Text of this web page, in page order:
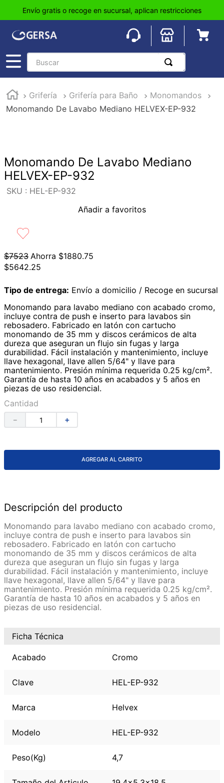
Envío gratis o recoge en sucursal, aplican restricciones
Buscar
Grifería Grifería para Baño
Monomandos
Monomando De Lavabo Mediano HELVEX-EP-932
Monomando De Lavabo Mediano
HELVEX-EP-932
: HEL-EP-932
Añadir a favoritos
$7523 Ahorra $1880.75
$5642.25
Tipo de entrega: Envío a domicilio / Recoge en sucursal
Monomando para lavabo mediano con acabado cromo,
incluye contra de push e inserto para lavabos sin
rebosadero. Fabricado en latón con cartucho
monomando de 35 mm y discos cerámicos de alta
dureza que aseguran un flujo sin fugas y larga
durabilidad. Fácil instalación y mantenimiento, incluye
llave hexagonal, llave allen 5/64" y llave para
mantenimiento. Presión mínima requerida 0.25 kg/cm².
Garantía de hasta 10 años en acabados y 5 años en
piezas de uso residencial.
Cantidad
＋
－
AGREGAR AL CARRITO
Descripción del producto
Monomando para lavabo mediano con acabado cromo,
incluye contra de push e inserto para lavabos sin
rebosadero. Fabricado en latón con cartucho
monomando de 35 mm y discos cerámicos de alta
dureza que aseguran un flujo sin fugas y larga
durabilidad. Fácil instalación y mantenimiento, incluye
llave hexagonal, llave allen 5/64" y llave para
mantenimiento. Presión mínima requerida 0.25 kg/cm².
Garantía de hasta 10 años en acabados y 5 años en
piezas de uso residencial.
Ficha Técnica
Acabado Cromo
Clave HEL-EP-932
Marca Helvex
Modelo HEL-EP-932
Peso(Kg) 4,7
1.
pisos
2.
loseta
5 .
lavabo
10. lavabos